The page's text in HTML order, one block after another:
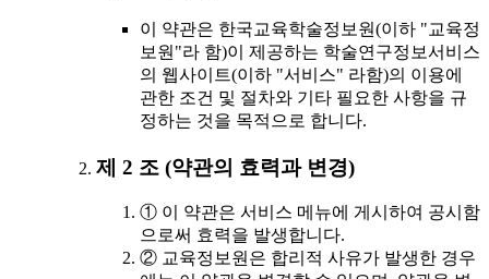
이 약관은 한국교육학술정보원(이하 "교육정
보원"라 함)이 제공하는 학술연구정보서비스
의 웹사이트(이하 "서비스" 라함)의 이용에
관한 조건 및 절차와 기타 필요한 사항을 규
정하는 것을 목적으로 합니다.
제 2 조 (약관의 효력과 변경)
① 이 약관은 서비스 메뉴에 게시하여 공시함
으로써 효력을 발생합니다.
② 교육정보원은 합리적 사유가 발생한 경우